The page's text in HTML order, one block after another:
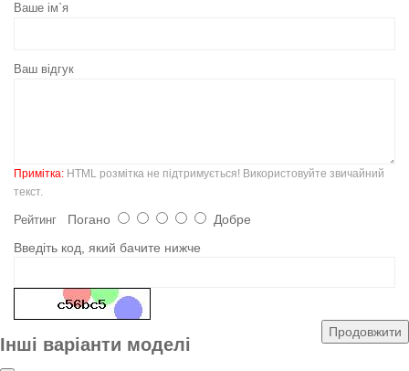
Ваше ім`я
Ваш відгук
Примітка: HTML розмітка не підтримується! Використовуйте звичайний
текст.
Рейтинг Погано
Добре
Введіть код, який бачите нижче
Продовжити
Інші варіанти моделі